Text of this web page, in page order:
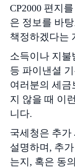
CP2000 편지
은 정보를 바
책정하겠다는
소득이나 지불
등 파이낸셜
여러분의 세금
지 않을 때 이
니다.
국세청은 추가
설명하며, 추
는지, 혹은 동